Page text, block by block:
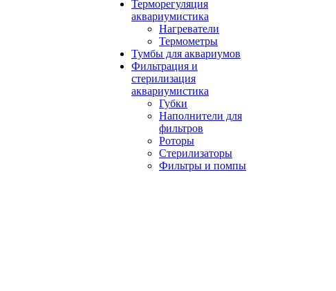
Терморегуляция
аквариумистика
Нагреватели
Термометры
Тумбы для аквариумов
Фильтрация и
стерилизация
аквариумистика
Губки
Наполнители для
фильтров
Роторы
Стерилизаторы
Фильтры и помпы